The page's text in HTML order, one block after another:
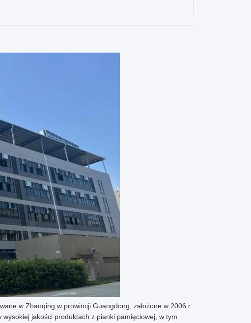
w Zhaoqing w prowincji Guangdong, założone w 2006 r.
jakości produktach z pianki pamięciowej, w tym